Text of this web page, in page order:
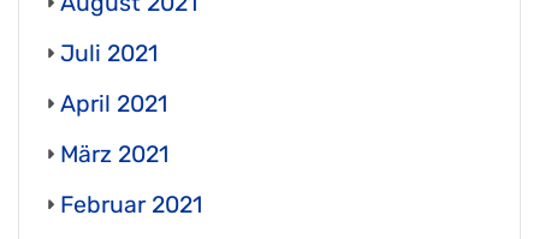
Juli 2021
April 2021
März 2021
Februar 2021